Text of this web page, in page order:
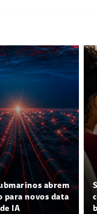
abrem
para novos data
IA